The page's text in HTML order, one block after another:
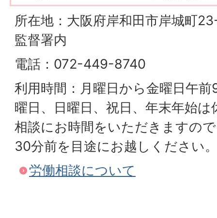
所在地：大阪府岸和田市岸城町
監督署内
電話：072-449-8740
利用時間：月曜日から金曜日午
曜日、日曜日、祝日、年末年始は
相談にお時間をいただきますの
30分前を目途にお越しください
労働相談について